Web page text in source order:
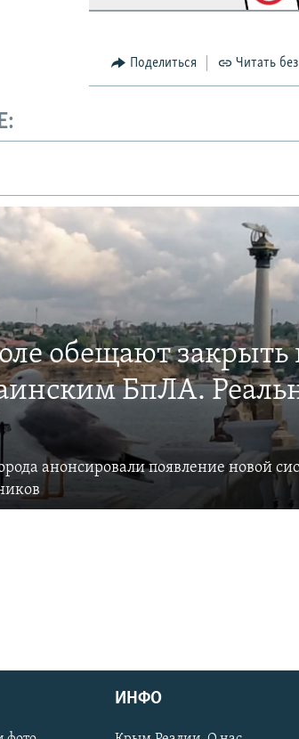
Поделиться Читать
обещают закрыть
БпЛА.
анонсировали появление новой
ИНФО